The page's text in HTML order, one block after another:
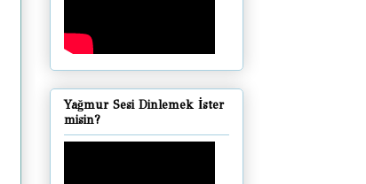
Yağmur Sesi Dinlemek İster
misin?